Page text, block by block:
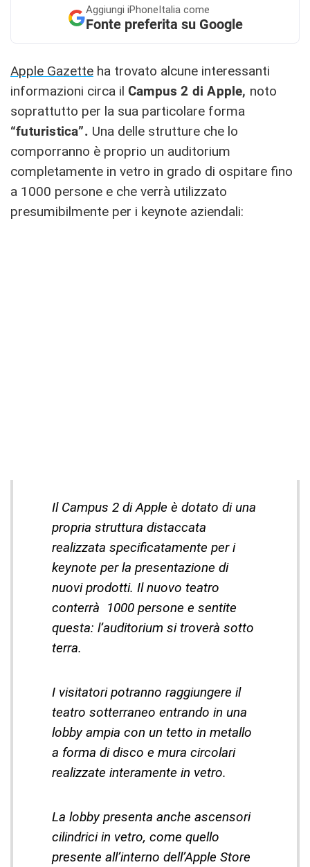
Aggiungi iPhoneItalia come
Fonte preferita su Google
Apple Gazette ha trovato alcune interessanti
informazioni circa il Campus 2 di Apple, noto
soprattutto per la sua particolare forma
“futuristica”. Una delle strutture che lo
comporranno è proprio un auditorium
completamente in vetro in grado di ospitare fino
a 1000 persone e che verrà utilizzato
presumibilmente per i keynote aziendali:
Il Campus 2 di Apple è dotato di una
propria struttura distaccata
realizzata specificatamente per i
keynote per la presentazione di
nuovi prodotti. Il nuovo teatro
conterrà 1000 persone e sentite
questa: l’auditorium si troverà sotto
terra.
I visitatori potranno raggiungere il
teatro sotterraneo entrando in una
lobby ampia con un tetto in metallo
a forma di disco e mura circolari
realizzate interamente in vetro.
La lobby presenta anche ascensori
cilindrici in vetro, come quello
presente all’interno dell’Apple Store